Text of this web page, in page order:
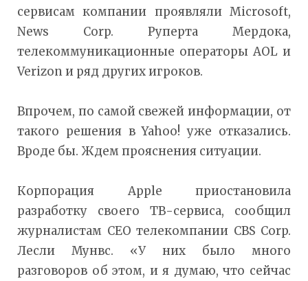
сервисам компании проявляли Microsoft,
News Corp. Руперта Мердока,
телекоммуникационные операторы AOL и
Verizon и ряд других игроков.
Впрочем, по самой свежей информации, от
такого решения в Yahoo! уже отказались.
Вроде бы. Ждем прояснения ситуации.
Корпорация Apple приостановила
разработку своего ТВ-сервиса, сообщил
журналистам CEO телекомпании CBS Corp.
Лесли Мунвс. «У них было много
разговоров об этом, и я думаю, что сейчас